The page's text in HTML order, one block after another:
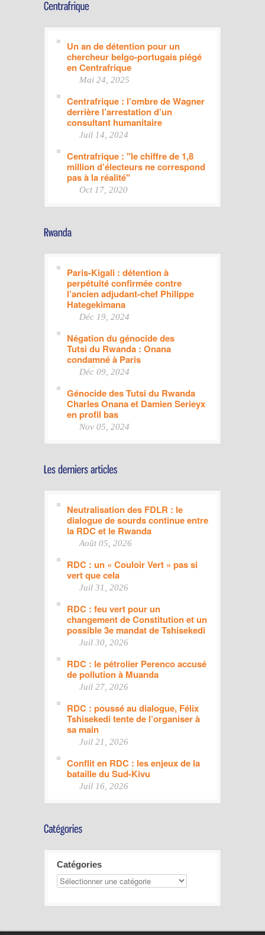
Un an de détention pour un
chercheur belgo-portugais piégé
en Centrafrique
Mai 24, 2025
Centrafrique : l’ombre de Wagner
derrière l’arrestation d’un
consultant humanitaire
Juil 14, 2024
Centrafrique : "le chiffre de 1,8
million d’électeurs ne correspond
pas à la réalité"
Oct 17, 2020
Paris-Kigali : détention à
perpétuité confirmée contre
l’ancien adjudant-chef Philippe
Hategekimana
Déc 19, 2024
Négation du génocide des
Tutsi du Rwanda : Onana
condamné à Paris
Déc 09, 2024
Génocide des Tutsi du Rwanda
Charles Onana et Damien Serieyx
en profil bas
Nov 05, 2024
Neutralisation des FDLR : le
dialogue de sourds continue entre
la RDC et le Rwanda
Août 05, 2026
RDC : un « Couloir Vert » pas si
vert que cela
Juil 31, 2026
RDC : feu vert pour un
changement de Constitution et un
possible 3e mandat de Tshisekedi
Juil 30, 2026
RDC : le pétrolier Perenco accusé
de pollution à Muanda
Juil 27, 2026
RDC : poussé au dialogue, Félix
Tshisekedi tente de l’organiser à
sa main
Juil 21, 2026
Conflit en RDC : les enjeux de la
bataille du Sud-Kivu
Juil 16, 2026
Catégories